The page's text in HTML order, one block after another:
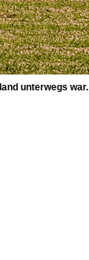
unterwegs war.